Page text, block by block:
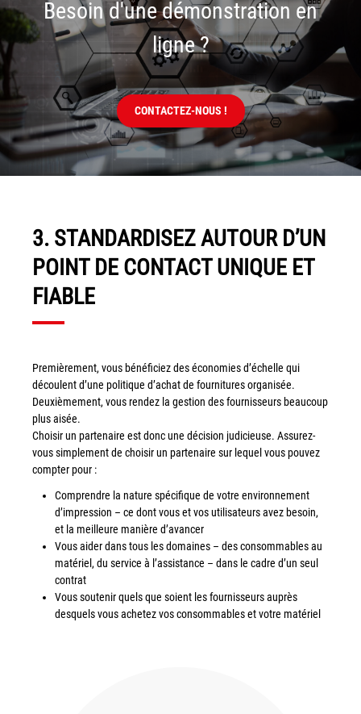
Besoin d'une démonstration en
ligne ?
CONTACTEZ-NOUS !
3. STANDARDISEZ AUTOUR D’UN
POINT DE CONTACT UNIQUE ET
FIABLE
Premièrement, vous bénéficiez des économies d’échelle qui
découlent d’une politique d’achat de fournitures organisée.
Deuxièmement, vous rendez la gestion des fournisseurs beaucoup
plus aisée.
Choisir un partenaire est donc une décision judicieuse. Assurez-
vous simplement de choisir un partenaire sur lequel vous pouvez
compter pour :
Comprendre la nature spécifique de votre environnement
d’impression – ce dont vous et vos utilisateurs avez besoin,
et la meilleure manière d’avancer
Vous aider dans tous les domaines – des consommables au
matériel, du service à l’assistance – dans le cadre d’un seul
contrat
Vous soutenir quels que soient les fournisseurs auprès
desquels vous achetez vos consommables et votre matériel